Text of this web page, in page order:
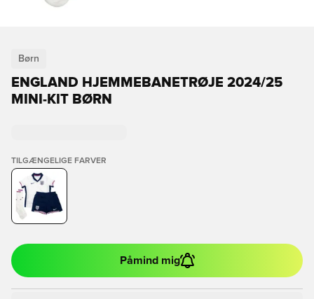
Børn
ENGLAND HJEMMEBANETRØJE 2024/25
MINI-KIT BØRN
TILGÆNGELIGE FARVER
Påmind mig